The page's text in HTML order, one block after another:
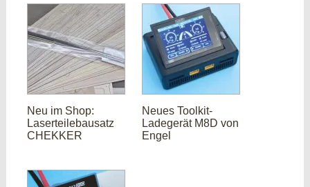
Neu im Shop:
Laserteilebausatz
CHEKKER
Neues Toolkit-
Ladegerät M8D von
Engel